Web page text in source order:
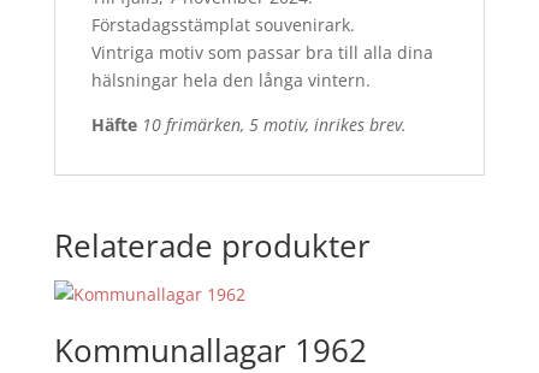
Förstadagsstämplat souvenirark.
Vintriga motiv som passar bra till alla dina
hälsningar hela den långa vintern.
Häfte 10 frimärken, 5 motiv, inrikes brev.
Relaterade produkter
Kommunallagar 1962